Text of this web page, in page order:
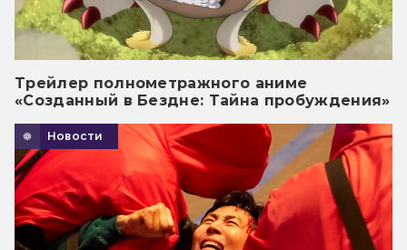
Трейлер полнометражного аниме
«Созданный в Бездне: Тайна пробуждения»
Новости